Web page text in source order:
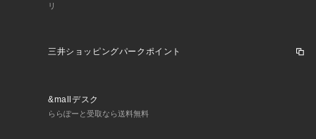
リ
三井ショッピングパークポイント
&mallデスク
ららぽーと受取なら送料無料